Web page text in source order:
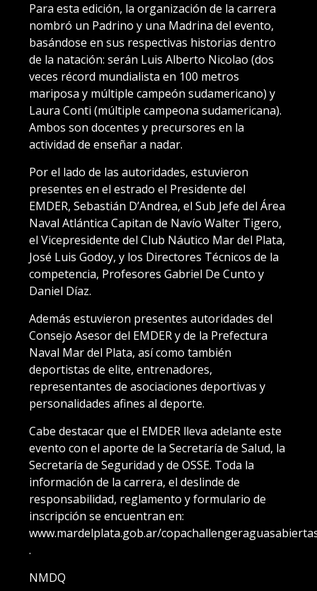
Para esta edición, la organización de la carrera
nombró un Padrino y una Madrina del evento,
basándose en sus respectivas historias dentro
de la natación: serán Luis Alberto Nicolao (dos
veces récord mundialista en 100 metros
mariposa y múltiple campeón sudamericano) y
Laura Conti (múltiple campeona sudamericana).
Ambos son docentes y precursores en la
actividad de enseñar a nadar.
Por el lado de las autoridades, estuvieron
presentes en el estrado el Presidente del
EMDER, Sebastián D’Andrea, el Sub Jefe del Área
Naval Atlántica Capitan de Navío Walter Tigero,
el Vicepresidente del Club Náutico Mar del Plata,
José Luis Godoy, y los Directores Técnicos de la
competencia, Profesores Gabriel De Cunto y
Daniel Díaz.
Además estuvieron presentes autoridades del
Consejo Asesor del EMDER y de la Prefectura
Naval Mar del Plata, así como también
deportistas de elite, entrenadores,
representantes de asociaciones deportivas y
personalidades afines al deporte.
Cabe destacar que el EMDER lleva adelante este
evento con el aporte de la Secretaría de Salud, la
Secretaría de Seguridad y de OSSE. Toda la
información de la carrera, el deslinde de
responsabilidad, reglamento y formulario de
inscripción se encuentran en:
www.mardelplata.gob.ar/
.
NMDQ